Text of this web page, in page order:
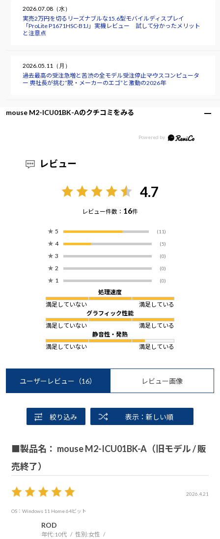
2026.07.08（水）
実売2万円を切るリーズナブルな15.6型モバイルディスプレイ
「ProLite P1671HSC-B1J」実機レビュー 試して分かったメリット
と注意点
2026.05.11（月）
過去最高の受注急増と苦渋の全モデル受注停止――マウスコンピュータ
ー 軣社長が挑む“脱・メーカーのエゴ”と激動の2026年
mouse M2-ICU01BK-Aのクチコミをみる
レビュー
4.7
レビュー件数： 16件
★ 5 (11)
★ 4 (5)
★ 3 (0)
★ 2 (0)
★ 1 (0)
処理速度
満足していない
満足している
グラフィック性能
満足していない
満足している
静音性・発熱
満足していない
満足している
ユーザーレビュー （16） レビュー画像
絞り込み 表示：新しい順
■製品名： mouse M2-ICU01BK-A（旧モデル / 販
売終了）
2026.4.21
OS：Windows 11 Home 64ビット
ROD
年代: 10代 性別:女性